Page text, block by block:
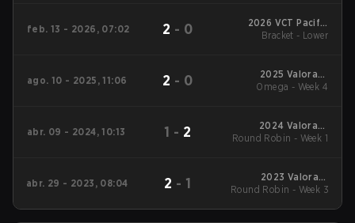
feb. 13 - 2026, 07:02 2 - 0
2026 VCT Pacific
Kickoff
Bracket - Lower
ago. 10 - 2025, 11:06 2 - 0
2025 Valorant
Champions Tour:
Omega - Week 4
abr. 09 - 2024, 10:13 1 - 2
2024 Valorant
Champions Tour:
Round Robin - Week 1
abr. 29 - 2023, 08:04 2 - 1
2023 Valorant
Champions Tour:
Round Robin - Week 3